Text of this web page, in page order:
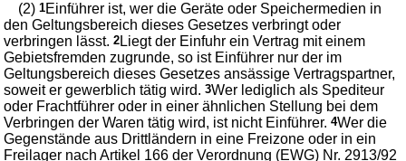
(2)1Einführer ist, wer die Geräte oder Speichermedien in
den Geltungsbereich dieses Gesetzes verbringt oder
verbringen lässt.2 Liegt der Einfuhr ein Vertrag mit einem
Gebietsfremden zugrunde, so ist Einführer nur der im
Geltungsbereich dieses Gesetzes ansässige Vertragspartner,
soweit er gewerblich tätig wird.3Wer lediglich als Spediteur
oder Frachtführer oder in einer ähnlichen Stellung bei dem
Verbringen der Waren tätig wird, ist nicht Einführer.4Wer die
Gegenstände aus Drittländern in eine Freizone oder in ein
Freilager nach Artikel 166 derVerordnung (EWG) Nr. 2913/92